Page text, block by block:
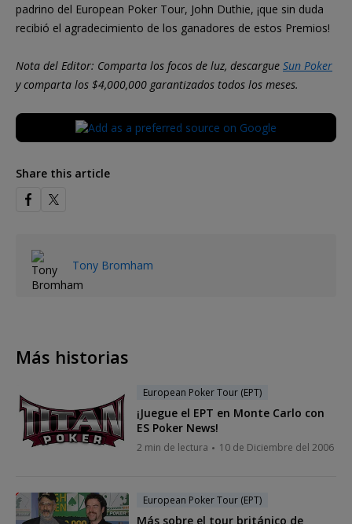
padrino del European Poker Tour, John Duthie, ¡que sin duda
recibió el agradecimiento de los ganadores de estos Premios!
Nota del Editor: Comparta los focos de luz, descargue Sun Poker
y comparta los $4,000,000 garantizados todos los meses.
Share this article
Tony Bromham
Más historias
European Poker Tour (EPT)
¡Juegue el EPT en Monte Carlo con
ES Poker News!
2 min de lectura 10 de Diciembre del 2006
European Poker Tour (EPT)
Más sobre el tour británico de